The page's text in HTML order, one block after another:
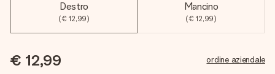
Destro
(€ 12,99)
Mancino
(€ 12,99)
€ 12,99 ordine aziendale